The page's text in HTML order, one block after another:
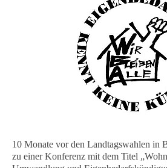
10 Monate vor den Landtagswahlen in
zu einer Konferenz mit dem Titel